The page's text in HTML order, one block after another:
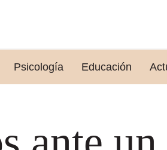
Psicología Educación